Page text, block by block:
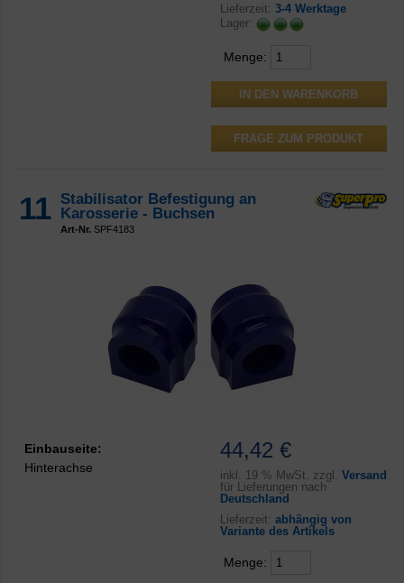
Lieferzeit: 3-4 Werktage
Lager:
Menge:
FRAGE ZUM PRODUKT
11 Stabilisator Befestigung an
Karosserie - Buchsen
Art-Nr. SPF4183
44,42 €
inkl. 19 % MwSt. zzgl. Versand
für Lieferungen nach
Deutschland
Lieferzeit: abhängig von
Variante des Artikels
Menge:
Einbauseite:
Hinterachse